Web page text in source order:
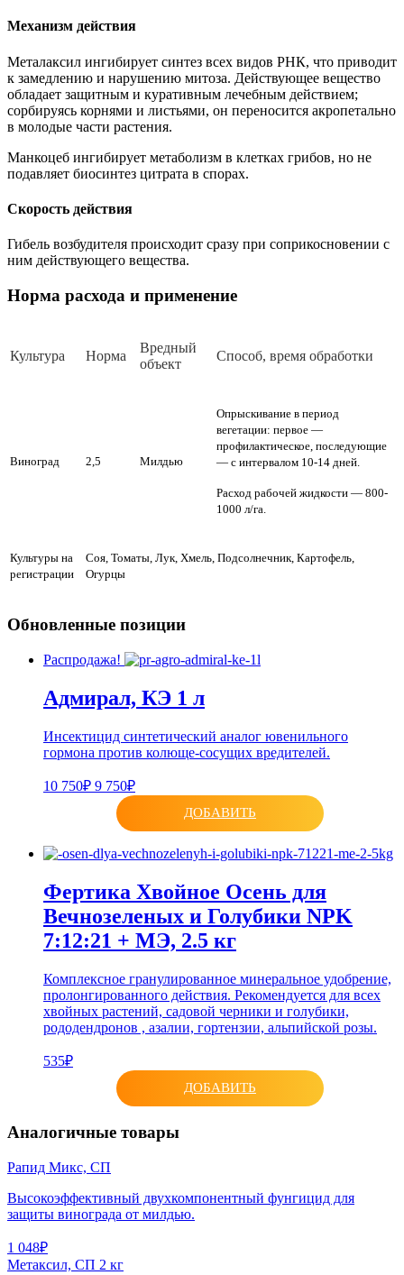
Механизм действия
Металаксил ингибирует синтез всех видов РНК, что приводит
к замедлению и нарушению митоза. Действующее вещество
обладает защитным и куративным лечебным действием;
сорбируясь корнями и листьями, он переносится акропетально
в молодые части растения.
Манкоцеб ингибирует метаболизм в клетках грибов, но не
подавляет биосинтез цитрата в спорах.
Скорость действия
Гибель возбудителя происходит сразу при соприкосновении с
ним действующего вещества.
Норма расхода и применение
Куль­ту­ра Нор­ма
Вред­ный
объ­ект
Спо­соб, вре­мя об­ра­бот­ки
Виноград 2,5 Милдью
Опрыскивание в период
вегетации: первое —
профилактическое, последующие
— с интервалом 10-14 дней.
Расход рабочей жидкости — 800-
1000 л/га.
Культуры на
регистрации
Соя, Томаты, Лук, Хмель, Подсолнечник, Картофель,
Огурцы
Обновленные позиции
Распродажа!
Адмирал, КЭ 1 л
Инсектицид синтетический аналог ювенильного
гормона против колюще-сосущих вредителей.
10 750₽ 9 750₽
ДОБАВИТЬ
Фертика Хвойное Осень для
Вечнозеленых и Голубики NPK
7:12:21 + МЭ, 2.5 кг
Комплексное гранулированное минеральное удобрение,
пролонгированного действия. Рекомендуется для всех
хвойных растений, садовой черники и голубики,
рододендронов , азалии, гортензии, альпийской розы.
535₽
ДОБАВИТЬ
Аналогичные товары
Рапид Микс, СП
Высокоэффективный двухкомпонентный фунгицид для
защиты винограда от милдью.
1 048₽
Метаксил, СП 2 кг